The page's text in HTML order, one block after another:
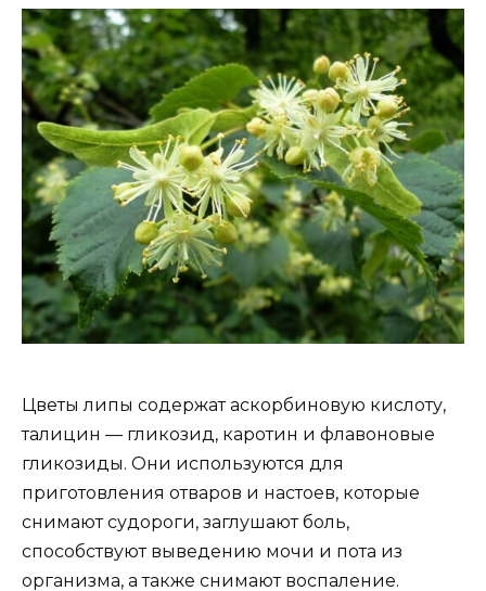
Цветы липы содержат аскорбиновую кислоту,
талицин — гликозид, каротин и флавоновые
гликозиды. Они используются для
приготовления отваров и настоев, которые
снимают судороги, заглушают боль,
способствуют выведению мочи и пота из
организма, а также снимают воспаление.